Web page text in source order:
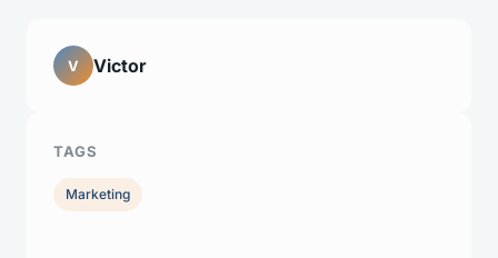
V Victor
TAGS
Marketing